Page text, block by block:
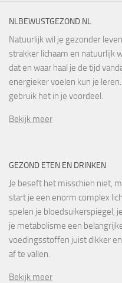
NLBEWUSTGEZOND.NL
Natuurlijk wil je gezonder
strakker lichaam en natuurlijk
dat en waar haal je de tijd
energieker voelen kun je
gebruik het in je voordeel.
Bekijk meer
GEZOND ETEN EN DRINKEN
Je beseft het misschien niet,
start je een enorm complex
spelen je bloedsuikerspiegel,
je metabolisme een
voedingsstoffen juist dikker
af te vallen.
Bekijk meer